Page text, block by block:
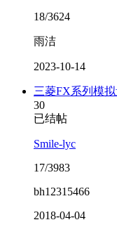
18/3624
雨洁
2023-10-14
三菱FX系列模
30
已结帖
Smile-lyc
17/3983
bh12315466
2018-04-04